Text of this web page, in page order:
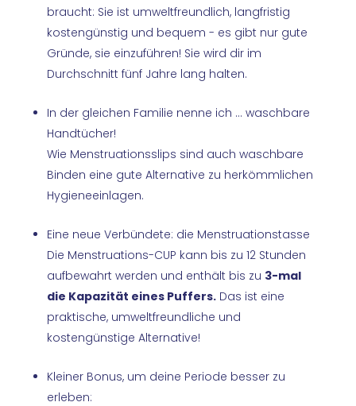
braucht: Sie ist umweltfreundlich, langfristig
kostengünstig und bequem - es gibt nur gute
Gründe, sie einzuführen! Sie wird dir im
Durchschnitt fünf Jahre lang halten.
In der gleichen Familie nenne ich ... waschbare
Handtücher!
Wie Menstruationsslips sind auch waschbare
Binden eine gute Alternative zu herkömmlichen
Hygieneeinlagen.
Eine neue Verbündete: die Menstruationstasse
Die Menstruations-CUP kann bis zu 12 Stunden
aufbewahrt werden und enthält bis zu 3-mal
die Kapazität eines Puffers.Das ist eine
praktische, umweltfreundliche und
kostengünstige Alternative!
Kleiner Bonus, um deine Periode besser zu
erleben: